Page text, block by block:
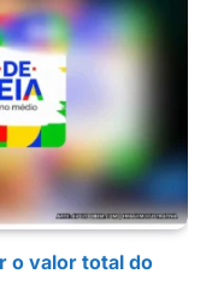
o valor total do